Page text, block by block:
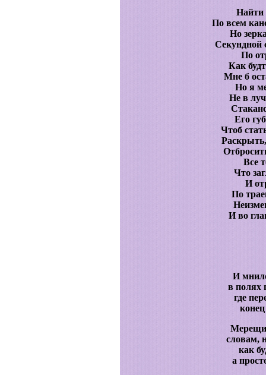
Найти
По всем
Но
Секундной
По
Как
Мне б
Но я
Не в
Его
Чтоб
Все
Что
И
По
И во
И
в полях
где
словам,
как
а